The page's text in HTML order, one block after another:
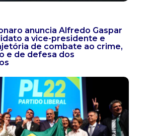
anuncia Alfredo Gaspar
a vice-presidente e
de combate ao crime,
e de defesa dos